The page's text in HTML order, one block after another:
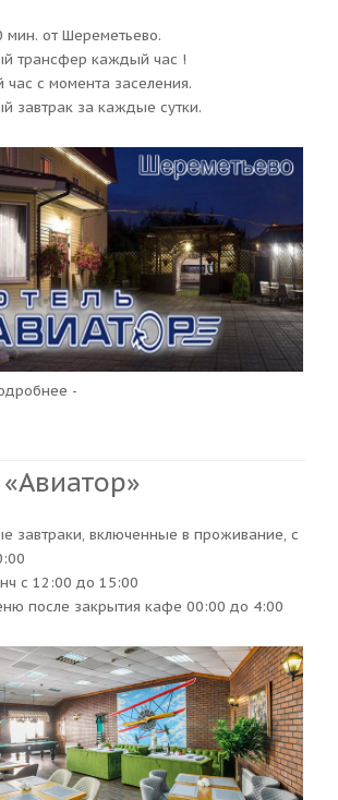
мин. от Шереметьево.
трансфер каждый час !
час с момента заселения.
завтрак за каждые сутки.
-
завтраки, включенные в проживание, с
с 12:00 до 15:00
после закрытия кафе 00:00 до 4:00